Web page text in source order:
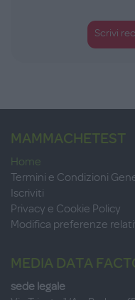
Scrivi
MAMMACHETEST
Home
Termini e Condizioni
Iscriviti
Privacy e Cookie Policy
Modifica preferenze
MEDIA DATA
sede legale